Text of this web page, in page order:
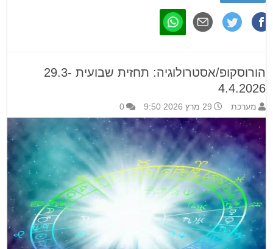
הורוסקופ/אסטרולוגיה: תחזית שבועית 29.3-
4.4.2026
מערכת 29 מרץ 2026 9:50 0